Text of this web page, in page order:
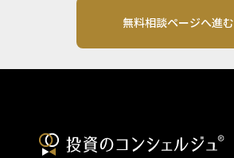
無料相談ページへ進む